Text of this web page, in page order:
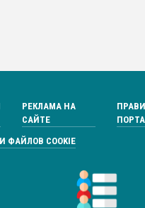
РЕКЛАМА НА
САЙТЕ
COOKIE